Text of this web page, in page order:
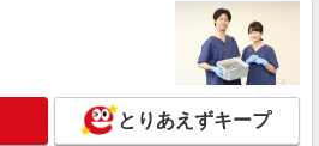
とりあえずキープ